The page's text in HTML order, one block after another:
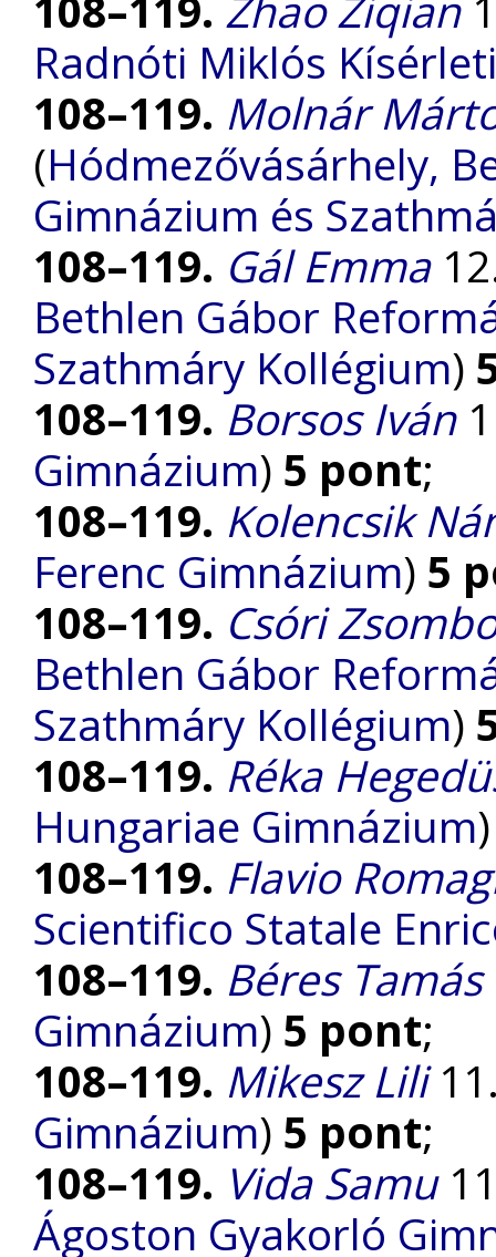
Radnóti Miklós
108–119. Molnár
(Hódmezővásárhely,
Gimnázium és
108–119. Gál Emma
Bethlen Gábor
Szathmáry Kollégium)
108–119. Borsos Iván
Gimnázium) 5 pont;
108–119. Kolencsik
Ferenc Gimnázium) 5
108–119. Csóri
Bethlen Gábor
Szathmáry Kollégium)
108–119. Réka
Hungariae Gimnázium
108–119. Flavio
Scientifico Statale
108–119. Béres Tamás
Gimnázium) 5 pont;
108–119. Mikesz Lili
Gimnázium) 5 pont;
108–119. Vida Samu
Ágoston Gyakorló